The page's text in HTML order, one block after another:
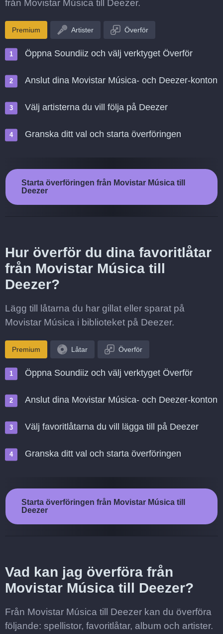
från Movistar Música till Deezer.
Premium Artister Överför
Öppna Soundiiz och välj verktyget Överför
Anslut dina Movistar Música- och Deezer-konton
Välj artisterna du vill följa på Deezer
Granska ditt val och starta överföringen
Starta överföringen från Movistar Música till
Deezer
Hur överför du dina favoritlåtar
från Movistar Música till
Deezer?
Lägg till låtarna du har gillat eller sparat på
Movistar Música i biblioteket på Deezer.
Premium Låtar Överför
Öppna Soundiiz och välj verktyget Överför
Anslut dina Movistar Música- och Deezer-konton
Välj favoritlåtarna du vill lägga till på Deezer
Granska ditt val och starta överföringen
Starta överföringen från Movistar Música till
Deezer
Vad kan jag överföra från
Movistar Música till Deezer?
Från Movistar Música till Deezer kan du överföra
följande: spellistor, favoritlåtar, album och artister.